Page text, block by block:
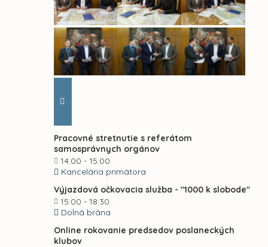
Pracovné stretnutie s referátom
samosprávnych orgánov
14:00 - 15:00
Kancelária primátora
Výjazdová očkovacia služba - "1000 k slobode"
15:00 - 18:30
Dolná brána
Online rokovanie predsedov poslaneckých
klubov